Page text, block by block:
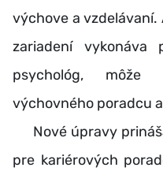
výchove a vzdelávaní.
zariadení vykonáva
psychológ,
výchovného poradcu
Nové úpravy
pre kariérových